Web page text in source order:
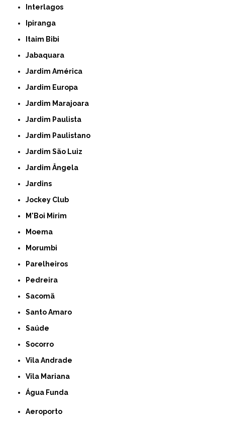
Interlagos
Ipiranga
Itaim Bibi
Jabaquara
Jardim América
Jardim Europa
Jardim Marajoara
Jardim Paulista
Jardim Paulistano
Jardim São Luiz
Jardim Ângela
Jardins
Jockey Club
M'Boi Mirim
Moema
Morumbi
Parelheiros
Pedreira
Sacomã
Santo Amaro
Saúde
Socorro
Vila Andrade
Vila Mariana
Água Funda
Aeroporto